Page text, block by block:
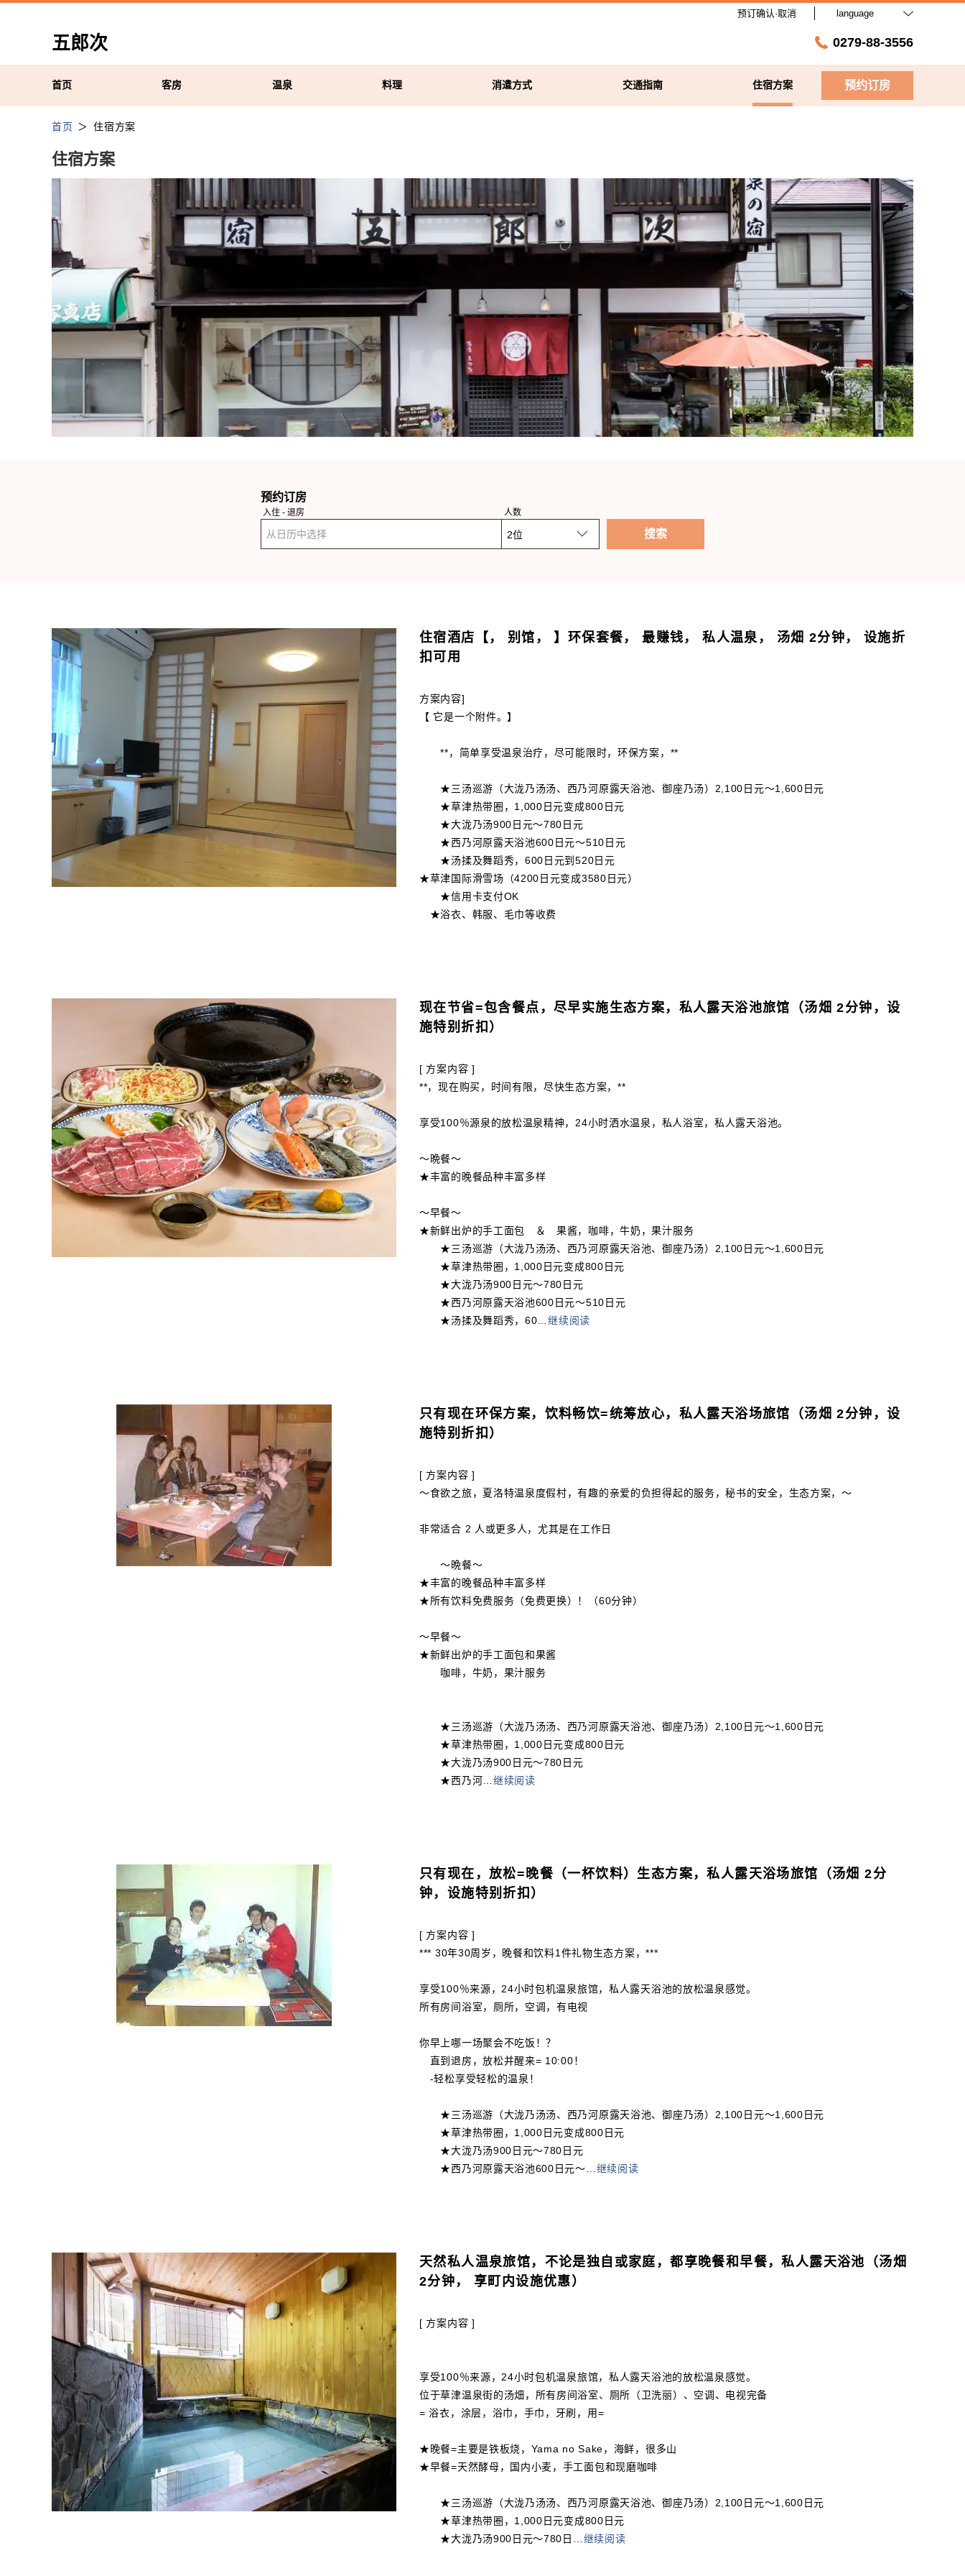
预订确认·取消 language
五郎次 0279-88-3556
首页 客房 温泉 料理 消遣方式 交通指南 住宿方案 预约订房
首页 住宿方案
住宿方案
预约订房
入住 - 退房
从日历中选择
人数
搜索
住宿酒店【， 别馆， 】环保套餐， 最赚钱， 私人温泉， 汤畑 2分钟， 设施折
扣可用
方案内容]
【 它是一个附件。】
**，简单享受温泉治疗，尽可能限时，环保方案，**
★三汤巡游（大泷乃汤汤、西乃河原露天浴池、御座乃汤）2,100日元～1,600日元
★草津热带圈，1,000日元变成800日元
★大泷乃汤900日元～780日元
★西乃河原露天浴池600日元～510日元
★汤揉及舞蹈秀，600日元到520日元
★草津国际滑雪场（4200日元变成3580日元）
★信用卡支付OK
★浴衣、韩服、毛巾等收费
现在节省=包含餐点，尽早实施生态方案，私人露天浴池旅馆（汤畑 2分钟，设
施特别折扣）
[ 方案内容 ]
**，现在购买，时间有限，尽快生态方案，**
享受100％源泉的放松温泉精神，24小时洒水温泉，私人浴室，私人露天浴池。
〜晩餐〜
★丰富的晚餐品种丰富多样
〜早餐〜
★新鲜出炉的手工面包 ＆ 果酱，咖啡，牛奶，果汁服务
★三汤巡游（大泷乃汤汤、西乃河原露天浴池、御座乃汤）2,100日元～1,600日元
★草津热带圈，1,000日元变成800日元
★大泷乃汤900日元～780日元
★西乃河原露天浴池600日元～510日元
★汤揉及舞蹈秀，60 …继续阅读
只有现在环保方案，饮料畅饮=统筹放心，私人露天浴场旅馆（汤畑 2分钟，设
施特别折扣）
[ 方案内容 ]
〜食欲之旅，夏洛特温泉度假村，有趣的亲爱的负担得起的服务，秘书的安全，生态方案，〜
非常适合 2 人或更多人，尤其是在工作日
〜晩餐〜
★丰富的晚餐品种丰富多样
★所有饮料免费服务（免费更换）！（60分钟）
〜早餐〜
★新鲜出炉的手工面包和果酱
咖啡，牛奶，果汁服务
★三汤巡游（大泷乃汤汤、西乃河原露天浴池、御座乃汤）2,100日元～1,600日元
★草津热带圈，1,000日元变成800日元
★大泷乃汤900日元～780日元
★西乃河
继续阅读
只有现在，放松=晚餐（一杯饮料）生态方案，私人露天浴场旅馆（汤畑 2分
钟，设施特别折扣）
[ 方案内容 ]
*** 30年30周岁，晚餐和饮料1件礼物生态方案，***
享受100％来源，24小时包机温泉旅馆，私人露天浴池的放松温泉感觉。
所有房间浴室，厕所，空调，有电视
你早上哪一场聚会不吃饭！？
直到退房，放松并醒来= 10:00！
-轻松享受轻松的温泉！
★三汤巡游（大泷乃汤汤、西乃河原露天浴池、御座乃汤）2,100日元～1,600日元
★草津热带圈，1,000日元变成800日元
★大泷乃汤900日元～780日元
★西乃河原露天浴池600日元～
继续阅读
天然私人温泉旅馆，不论是独自或家庭，都享晚餐和早餐，私人露天浴池（汤畑
2分钟， 享町内设施优惠）
[ 方案内容 ]
享受100％来源，24小时包机温泉旅馆，私人露天浴池的放松温泉感觉。
位于草津温泉街的汤畑，所有房间浴室、厕所（卫洗丽）、空调、电视完备
= 浴衣，涂层，浴巾，手巾，牙刷，用=
★晚餐=主要是铁板烧，Yama no Sake，海鲜，很多山
★早餐=天然酵母，国内小麦，手工面包和现磨咖啡
★三汤巡游（大泷乃汤汤、西乃河原露天浴池、御座乃汤）2,100日元～1,600日元
★草津热带圈，1,000日元变成800日元
★大泷乃汤900日元～780日
继续阅读